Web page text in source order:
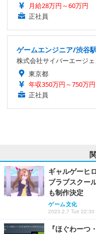
月給28万円～60万円
正社員
ゲームエンジニア/渋谷
株式会社サイバーエージェ
東京都
年収350万円～750万円
正社員
ギャルゲーヒ
ブラブスクー
も制作決定
ゲーム文化
2023.2.7 Tue 22:30
『ほぐわーつ